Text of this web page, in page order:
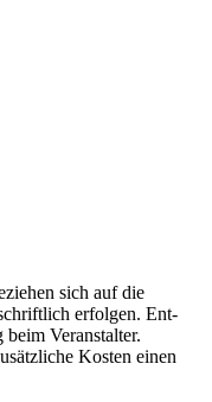
sich auf die
erfolgen. Ent­
Veranstalter.
Kosten einen